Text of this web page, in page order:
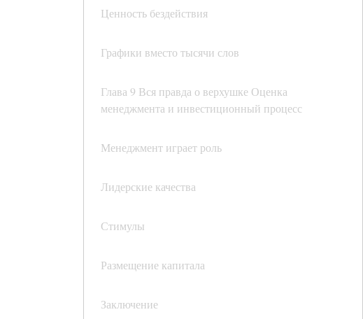
Ценность бездействия
Графики вместо тысячи слов
Глава 9 Вся правда о верхушке Оценка
менеджмента и инвестиционный процесс
Менеджмент играет роль
Лидерские качества
Стимулы
Размещение капитала
Заключение